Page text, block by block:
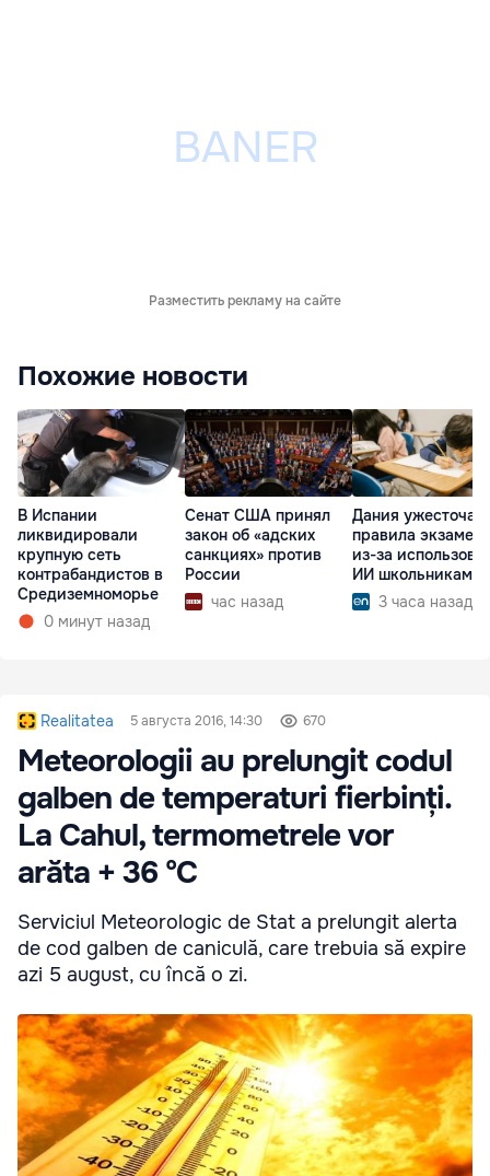
Разместить рекламу на сайте
Похожие новости
В Испании
ликвидировали
крупную сеть
контрабандистов в
Средиземноморье
0 минут назад
Сенат США принял
закон об «адских
санкциях» против
России
час назад
Дания
правила
из-за
ИИ школьниками
3 часа назад
Realitatea 5 августа 2016, 14:30 670
Meteorologii au prelungit codul
galben de temperaturi fierbinți.
La Cahul, termometrele vor
arăta + 36 °C
Serviciul Meteorologic de Stat a prelungit alerta
de cod galben de caniculă, care trebuia să expire
azi 5 august, cu încă o zi.